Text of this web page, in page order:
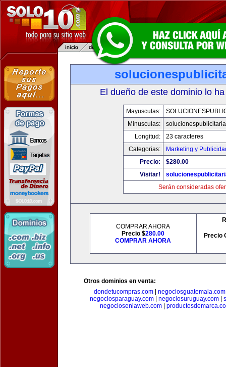
El dueño de este dominio lo
Mayusculas:
Minusculas:
Longitud:
23 caracteres
Categorias:
Marketing y
Precio:
$280.00
Visitar!
Serán consideradas
COMPRAR AHORA
Precio $280.00
COMPRAR AHORA
Precio
Otros dominios en venta:
dondetucompras.com| negociosguatemala.com
negociosparaguay.com
negociosuruguay.com
negociosenlaweb.com